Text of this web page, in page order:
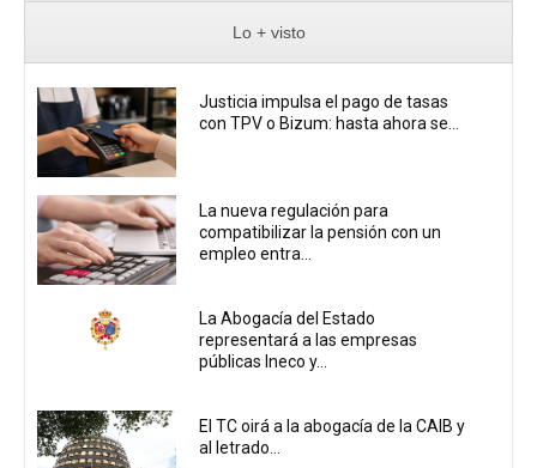
Lo + visto
Justicia impulsa el pago de tasas
con TPV o Bizum: hasta ahora se...
La nueva regulación para
compatibilizar la pensión con un
empleo entra...
La Abogacía del Estado
representará a las empresas
públicas Ineco y...
El TC oirá a la abogacía de la CAIB y
al letrado...